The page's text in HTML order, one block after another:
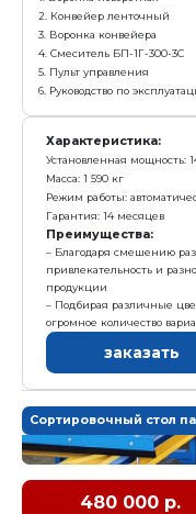
1 500
1. Воронка
2. Конвейер
3. Воронка
4. Смеситель
5. Пульт
6. Руководство
Установленная
Масса: 1 590 кг